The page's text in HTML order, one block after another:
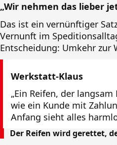
„Wir nehmen das lieber
Das ist ein vernünftiger
Vernunft im
Entscheidung: Umkehr zur
Werkstatt-Klaus
„Ein Reifen, der
wie ein Kunde mit
Anfang sieht alles
Der Reifen wird gerettet,